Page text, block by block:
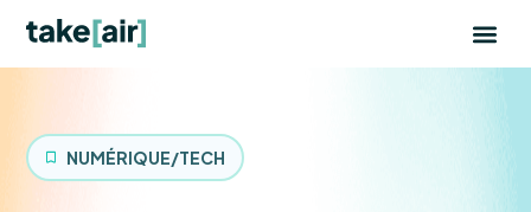
NUMÉRIQUE/TECH